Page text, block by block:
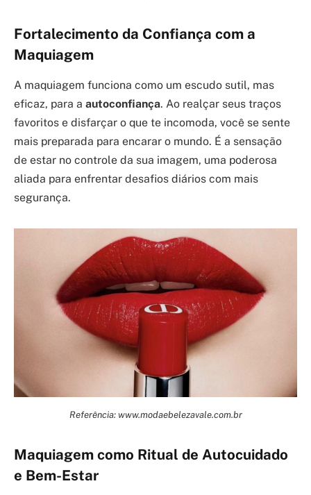
Fortalecimento da Confiança com a
Maquiagem
A maquiagem funciona como um escudo sutil, mas
eficaz, para a autoconfiança. Ao realçar seus traços
favoritos e disfarçar o que te incomoda, você se sente
mais preparada para encarar o mundo. É a sensação
de estar no controle da sua imagem, uma poderosa
aliada para enfrentar desafios diários com mais
segurança.
Referência: www.modaebelezavale.com.br
Maquiagem como Ritual de Autocuidado
e Bem-Estar